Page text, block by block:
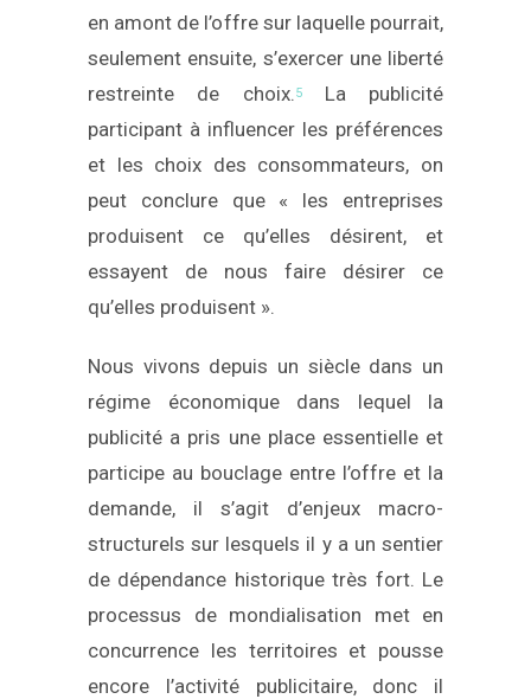
en amont de l’offre sur laquelle pourrait,
seulement ensuite, s’exercer une liberté
restreinte de choix.5La publicité
participant à influencer les préférences
et les choix des consommateurs, on
peut conclure que « les entreprises
produisent ce qu’elles désirent, et
essayent de nous faire désirer ce
qu’elles produisent ».
Nous vivons depuis un siècle dans un
régime économique dans lequel la
publicité a pris une place essentielle et
participe au bouclage entre l’offre et la
demande, il s’agit d’enjeux macro-
structurels sur lesquels il y a un sentier
de dépendance historique très fort. Le
processus de mondialisation met en
concurrence les territoires et pousse
encore l’activité publicitaire, donc il